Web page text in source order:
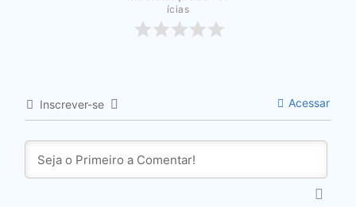
ícias
Inscrever-se Acessar